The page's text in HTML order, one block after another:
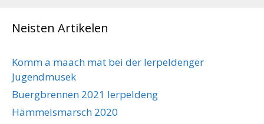
Neisten Artikelen
Komm a maach mat bei der Ierpeldenger
Jugendmusek
Buergbrennen 2021 Ierpeldeng
Hämmelsmarsch 2020